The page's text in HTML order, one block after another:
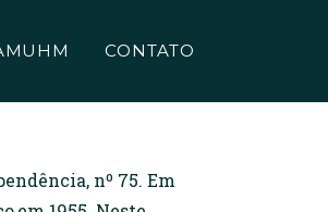
CONTATO
nº 75. Em